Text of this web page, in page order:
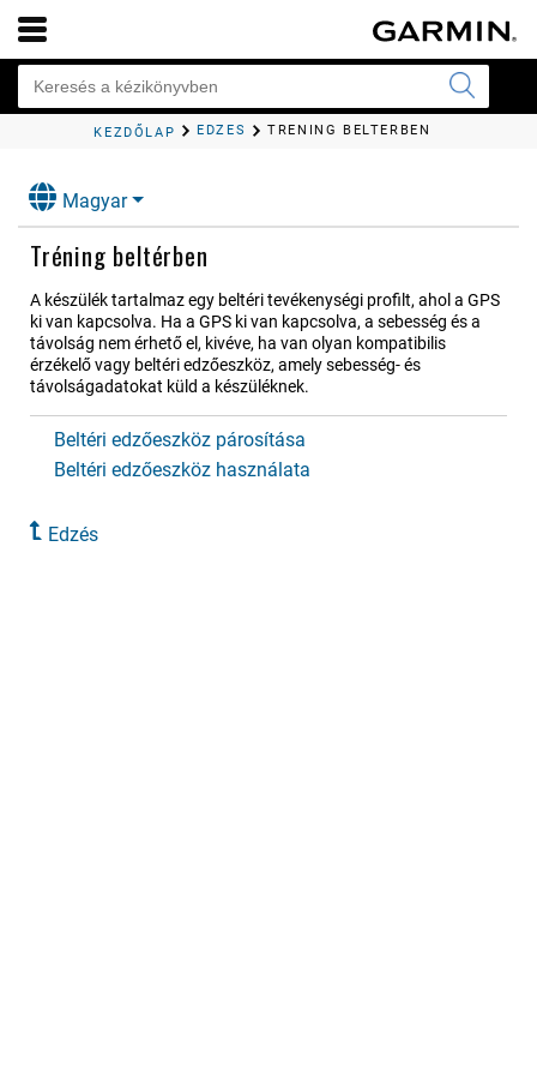
KEZDŐLAP EDZÉS TRÉNING BELTÉRBEN
Magyar
Tréning beltérben
A készülék tartalmaz egy beltéri tevékenységi profilt, ahol a GPS
ki van kapcsolva. Ha a GPS ki van kapcsolva, a sebesség és a
távolság nem érhető el, kivéve, ha van olyan kompatibilis
érzékelő vagy beltéri edzőeszköz, amely sebesség- és
távolságadatokat küld a készüléknek.
Beltéri edzőeszköz párosítása
Beltéri edzőeszköz használata
Edzés